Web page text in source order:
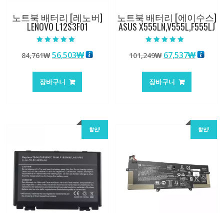
노트북 배터리 [레노버]
LENOVO L12S3F01
5.00
로 평가됨
84,761₩원
가
격:
56,503₩현
장바구니
노트북 배터리 [에이수스]
ASUS X555LN,V555L,F555LJ
5.00
로 평가됨
101,249₩ 원
가
격:
67,537₩현
장바구니
할인! 할인!